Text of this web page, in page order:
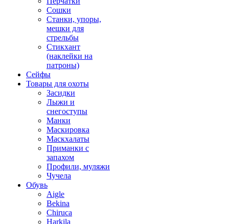
Сошки
Станки, упоры,
мешки для
стрельбы
Стикхант
(наклейки на
патроны)
Сейфы
Товары для охоты
Засидки
Лыжи и
снегоступы
Манки
Маскировка
Маскхалаты
Приманки с
запахом
Профили, муляжи
Чучела
Обувь
Aigle
Bekina
Chiruсa
Harkila